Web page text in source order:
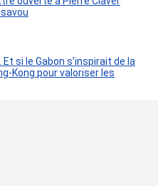
si le Gabon s’inspirait de la
Kong pour valoriser les